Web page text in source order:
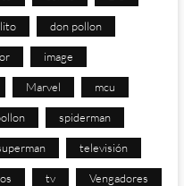
don pollon
image
Marvel mcu
spiderman
televisión
tv Vengadores